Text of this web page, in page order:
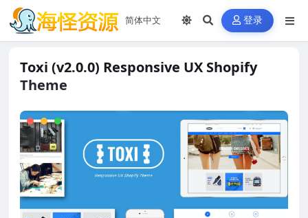
登录
Toxi (v2.0.0) Responsive UX Shopify
Theme